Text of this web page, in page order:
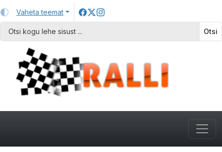
Vaheta teemat
Otsi